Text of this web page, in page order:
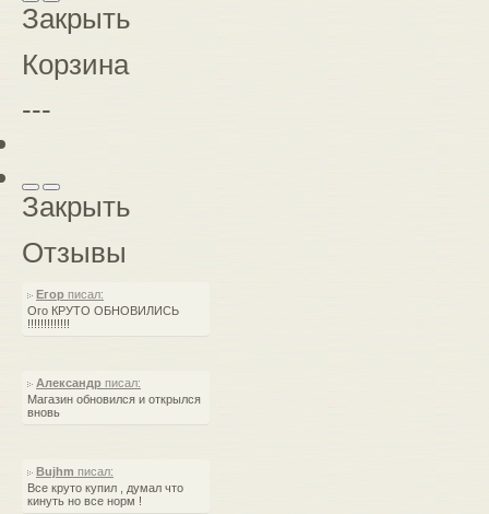
Закрыть
Корзина
---
Закрыть
Отзывы
Егор писал:
Ого КРУТО ОБНОВИЛИСЬ
!!!!!!!!!!!!!
Александр писал:
Магазин обновился и открылся
вновь
Bujhm писал:
Все круто купил , думал что
кинуть но все норм !